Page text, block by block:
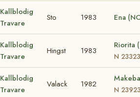
Kallblodig
Travare
Sto 1983 Ena
Kallblodig
Travare
Hingst 1983
Riorita
N 23323
Kallblodig
Travare
Valack 1982
N